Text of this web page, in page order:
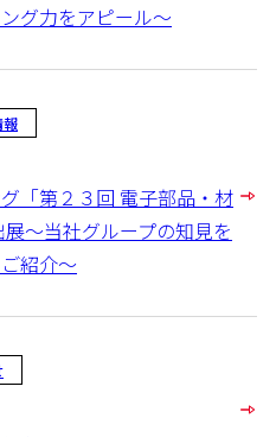
グ力をアピール～
報
「第２３回 電子部品・材
～当社グループの知見を
紹介～